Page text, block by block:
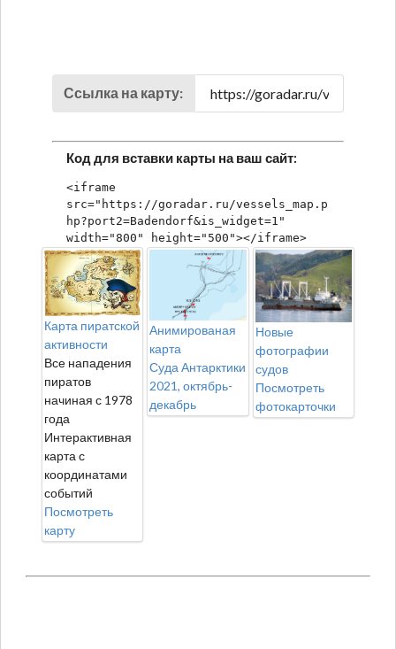
Ссылка на карту:
Код для вставки карты на ваш сайт:
<iframe
src="https://goradar.ru/vessels_map.p
hp?port2=Badendorf&is_widget=1"
width="800" height="500"></iframe>
Карта пиратской
активности
Все нападения
пиратов
начиная с 1978
года
Интерактивная
карта с
координатами
событий
Посмотреть
карту
Анимированая
карта
Суда Антарктики
2021, октябрь-
декабрь
Новые
фотографии
судов
Посмотреть
фотокарточки